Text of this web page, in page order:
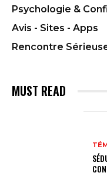
Psychologie &
Avis - Sites - Apps
Rencontre
MUST READ